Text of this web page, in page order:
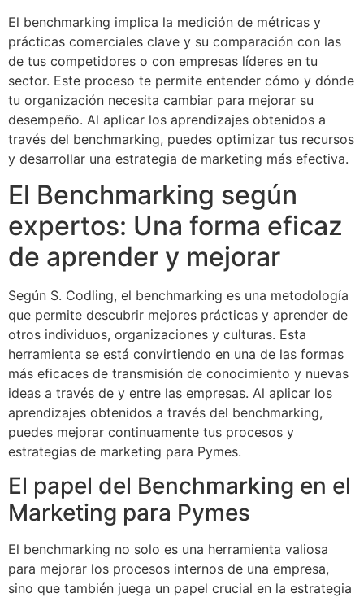
El benchmarking implica la medición de métricas y
prácticas comerciales clave y su comparación con las
de tus competidores o con empresas líderes en tu
sector. Este proceso te permite entender cómo y dónde
tu organización necesita cambiar para mejorar su
desempeño. Al aplicar los aprendizajes obtenidos a
través del benchmarking, puedes optimizar tus recursos
y desarrollar una estrategia de marketing más efectiva.
El Benchmarking según
expertos: Una forma eficaz
de aprender y mejorar
Según S. Codling, el benchmarking es una metodología
que permite descubrir mejores prácticas y aprender de
otros individuos, organizaciones y culturas. Esta
herramienta se está convirtiendo en una de las formas
más eficaces de transmisión de conocimiento y nuevas
ideas a través de y entre las empresas. Al aplicar los
aprendizajes obtenidos a través del benchmarking,
puedes mejorar continuamente tus procesos y
estrategias de marketing para Pymes.
El papel del Benchmarking en el
Marketing para Pymes
El benchmarking no solo es una herramienta valiosa
para mejorar los procesos internos de una empresa,
sino que también juega un papel crucial en la estrategia